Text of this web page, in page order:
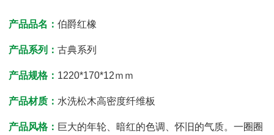
产品品名： 伯爵红橡
产品系列： 古典系列
产品规格： 1220*170*12ｍｍ
产品材质： 水洗松木高密度纤维板
产品风格： 巨大的年轮、暗红的色调、怀旧的气质。一圈圈